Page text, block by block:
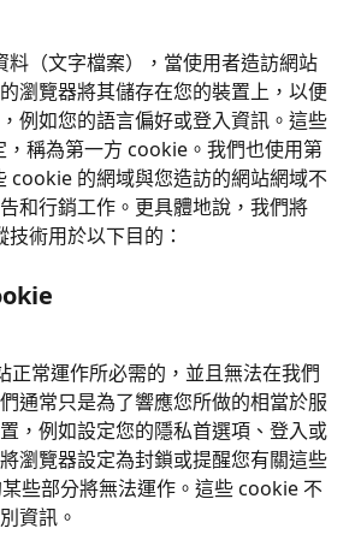
料（文字檔案），當使用者造訪網站
瀏覽器將其儲存在您的裝置上，以便
例如您的語言偏好或登入資訊。這些
稱為第一方 cookie。我們也使用第
cookie 的網域與您造訪的網站網域不
和行銷工作。更具體地說，我們將
術用於以下目的：
正常運作所必需的，並且無法在我們
通常只是為了響應您所做的相當於服
，例如設定您的隱私首選項、登入或
瀏覽器設定為封鎖或提醒您有關這些
些部分將無法運作。這些 cookie 不
資訊。